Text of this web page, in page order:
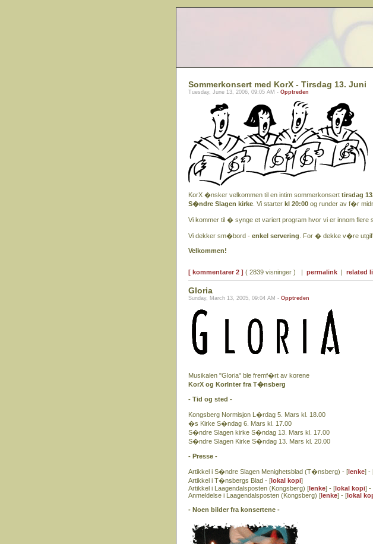
Sommerkonsert med KorX - Tirsdag 13. Juni
Tuesday, June 13, 2006, 09:05 AM - Opptreden
KorX �nsker velkommen til en intim sommerkonsert tirsdag
S�ndre Slagen kirke . Vi starter kl 20:00 og runder av f�r
Vi kommer til � synge et variert program hvor vi er innom flere
Vi dekker sm�bord - enkel servering . For � dekke v�re
Velkommen!
[ kommentarer 2 ] ( 2839 visninger ) | permalink | related
Gloria
Sunday, March 13, 2005, 09:04 AM - Opptreden
Musikalen "Gloria" ble fremf�rt av korene
KorX og KorInter fra T�nsberg
- Tid og sted -
Kongsberg Normisjon L�rdag 5. Mars kl. 18.00
�s Kirke S�ndag 6. Mars kl. 17.00
S�ndre Slagen kirke S�ndag 13. Mars kl. 17.00
S�ndre Slagen Kirke S�ndag 13. Mars kl. 20.00
- Presse -
Artikkel i S�ndre Slagen Menighetsblad (T�nsberg) - [lenke] -
Artikkel i T�nsbergs Blad - [lokal kopi]
Artikkel i Laagendalsposten (Kongsberg) [lenke] - [lokal kopi] -
Anmeldelse i Laagendalsposten (Kongsberg) [lenke] - [lokal
- Noen bilder fra konsertene -